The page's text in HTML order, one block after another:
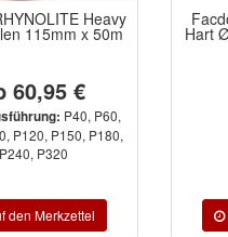
Facdos Freshpads Weiß
Hart Ø90mm x 10mm Klett
1,62 €